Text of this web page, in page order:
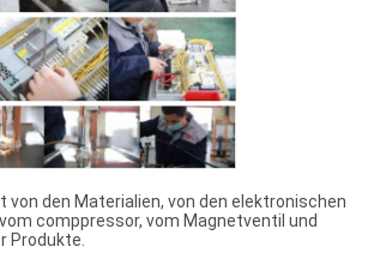
von den Materialien, von den elektronischen
comppressor, vom Magnetventil und
Produkte.